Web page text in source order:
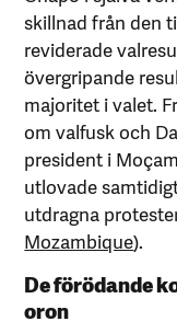
skillnad från den
reviderade
övergripande
majoritet i valet.
om valfusk och
president i
utlovade
utdragna
Mozambique).
De förödande
oron